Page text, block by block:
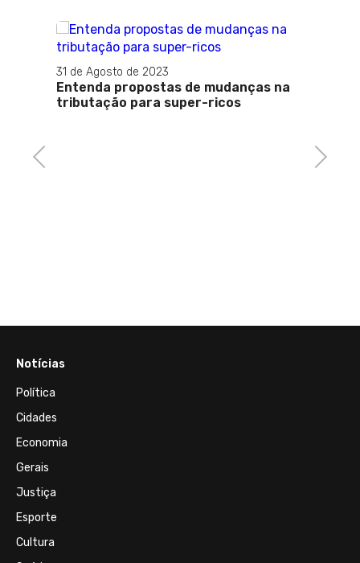
Previous
31 de Agosto de 2023
Entenda propostas de mudanças na
tributação para super-ricos
Next
Notícias
Política
Cidades
Economia
Gerais
Justiça
Esporte
Cultura